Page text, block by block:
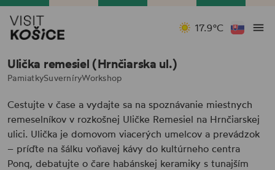
17.9°C
Ulička remesiel (Hrnčiarska ul.)
PamiatkySuverníryWorkshop
Cestujte v čase a vydajte sa na spoznávanie miestnych
remeselníkov v rozkošnej Uličke Remesiel na Hrnčiarskej
ulici. Ulička je domovom viacerých umelcov a prevádzok
– príďte na šálku voňavej kávy do kultúrneho centra
Ponq, debatujte o čare habánskej keramiky s tunajším